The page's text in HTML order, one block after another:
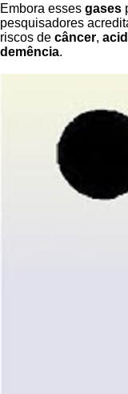
Embora esses gases
pesquisadores
riscos de câncer,
demência.